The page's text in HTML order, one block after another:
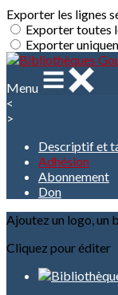
Exporter les lignes
Exporter toutes
Exporter
Menu
<
>
Descriptif et
Adhésion
Abonnement
Don
Ajoutez un logo, un
Cliquez pour éditer